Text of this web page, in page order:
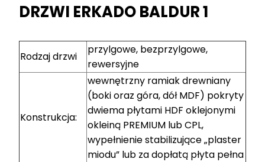
DRZWI ERKADO BALDUR 1
Rodzaj drzwi
przylgowe, bezprzylgowe,
rewersyjne
Konstrukcja:
wewnętrzny ramiak drewniany
(boki oraz góra, dół MDF) pokryty
dwiema płytami HDF oklejonymi
okleiną PREMIUM lub CPL,
wypełnienie stabilizujące „plaster
miodu” lub za dopłatą płyta pełna